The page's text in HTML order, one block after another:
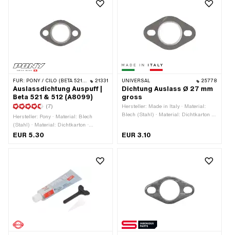
FÜR: PONY / CILO (BETA 521 & 512) 21331
Auslassdichtung Auspuff |
Beta 521 & 512 (A8099)
(7)
Hersteller: Pony · Material: Blech
(Stahl) · Material: Dichtkarton ·
Verwendungsort: Auspuff · Verstärkt:
EUR 5.30
UNIVERSAL 25778
Dichtung Auslass Ø 27 mm
gross
Hersteller: Made in Italy · Material:
Blech (Stahl) · Material: Dichtkarton ·
mm · Ø aussen: 44 mm · Dicke: 2 mm
EUR 3.10